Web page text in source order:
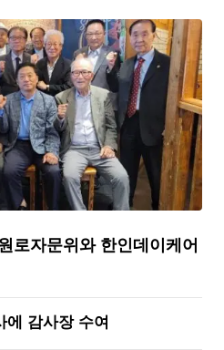
로자문위와 한인데이케어
에 감사장 수여